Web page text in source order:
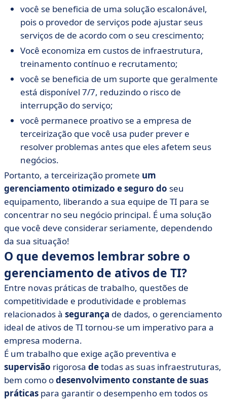
você se beneficia de uma solução escalonável,
pois o provedor de serviços pode ajustar seus
serviços de de acordo com o seu crescimento;
Você economiza em custos de infraestrutura,
treinamento contínuo e recrutamento;
você se beneficia de um suporte que geralmente
está disponível 7/7, reduzindo o risco de
interrupção do serviço;
você permanece proativo se a empresa de
terceirização que você usa puder prever e
resolver problemas antes que eles afetem seus
negócios.
Portanto, a terceirização promete um
gerenciamento otimizado e seguro do seu
equipamento, liberando a sua equipe de TI para se
concentrar no seu negócio principal. É uma solução
que você deve considerar seriamente, dependendo
da sua situação!
O que devemos lembrar sobre o
gerenciamento de ativos de TI?
Entre novas práticas de trabalho, questões de
competitividade e produtividade e problemas
relacionados à segurança de dados, o gerenciamento
ideal de ativos de TI tornou-se um imperativo para a
empresa moderna.
É um trabalho que exige ação preventiva e
supervisão rigorosa detodas as suas infraestruturas,
bem como odesenvolvimento constante de suas
práticas para garantir o desempenho em todos os